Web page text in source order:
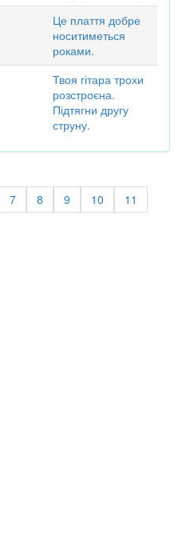
Це плаття добре
носитиметься
роками.
Твоя гітара трохи
розстроєна.
Підтягни другу
струну.
7 8 9 10
11